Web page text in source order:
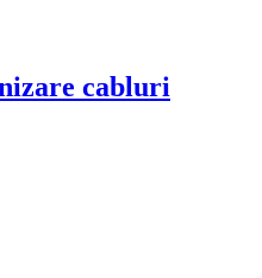
cabluri